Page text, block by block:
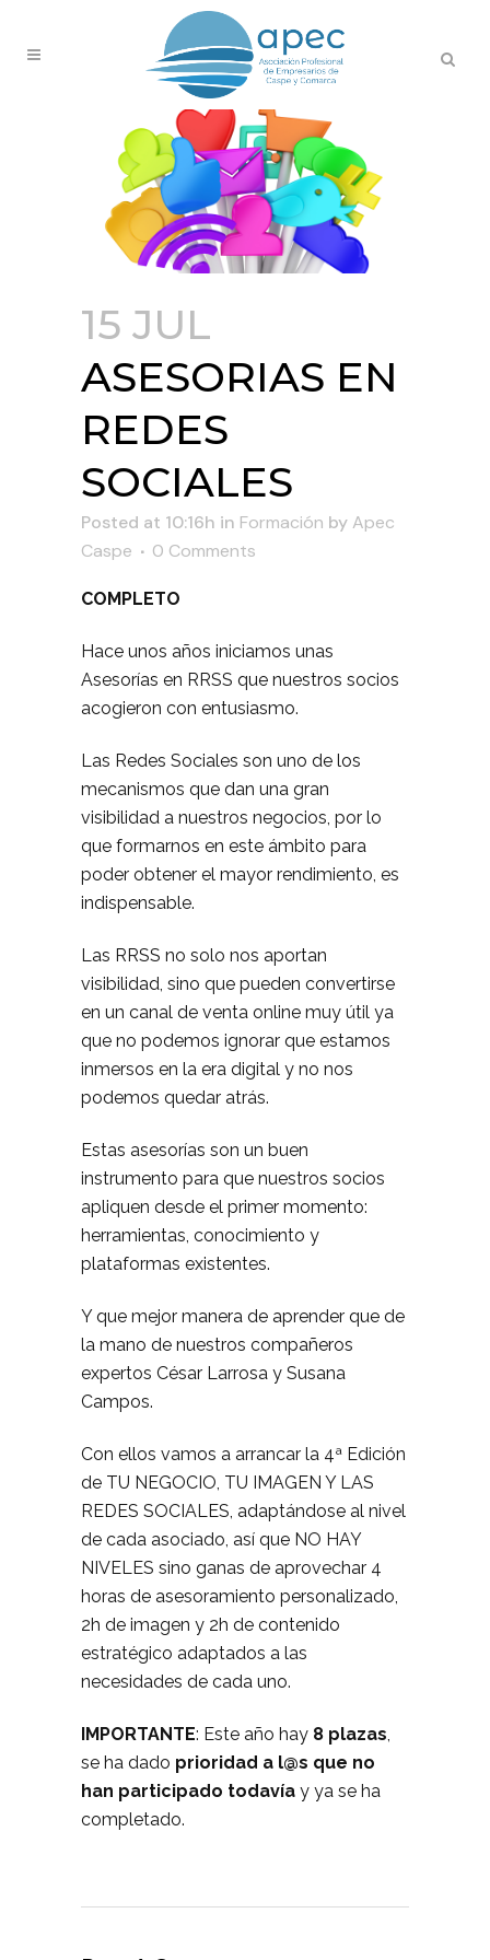
15 JUL
ASESORIAS EN
REDES
SOCIALES
Posted at 10:16h in Formación by Apec
Caspe
0 Comments
COMPLETO
Hace unos años iniciamos unas
Asesorías en RRSS que nuestros socios
acogieron con entusiasmo.
Las Redes Sociales son uno de los
mecanismos que dan una gran
visibilidad a nuestros negocios, por lo
que formarnos en este ámbito para
poder obtener el mayor rendimiento, es
indispensable.
Las RRSS no solo nos aportan
visibilidad, sino que pueden convertirse
en un canal de venta online muy útil ya
que no podemos ignorar que estamos
inmersos en la era digital y no nos
podemos quedar atrás.
Estas asesorías son un buen
instrumento para que nuestros socios
apliquen desde el primer momento:
herramientas, conocimiento y
plataformas existentes.
Y que mejor manera de aprender que de
la mano de nuestros compañeros
expertos César Larrosa y Susana
Campos.
Con ellos vamos a arrancar la 4ª Edición
de TU NEGOCIO, TU IMAGEN Y LAS
REDES SOCIALES, adaptándose al nivel
de cada asociado, así que NO HAY
NIVELES sino ganas de aprovechar 4
horas de asesoramiento personalizado,
2h de imagen y 2h de contenido
estratégico adaptados a las
necesidades de cada uno.
IMPORTANTE: Este año hay 8 plazas,
se ha dado prioridad a l@s que no
han participado todavía y ya se ha
completado.